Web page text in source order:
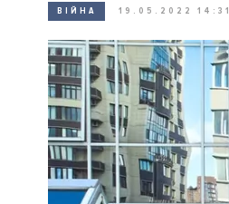
ВІЙНА 19.05.2022 14:31